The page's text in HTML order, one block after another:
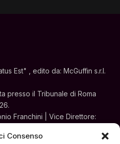
Consenso
Est" , edito da: McGuffin s.r.l.
presso il Tribunale di Roma
Franchini | Vice Direttore:
- Roma.